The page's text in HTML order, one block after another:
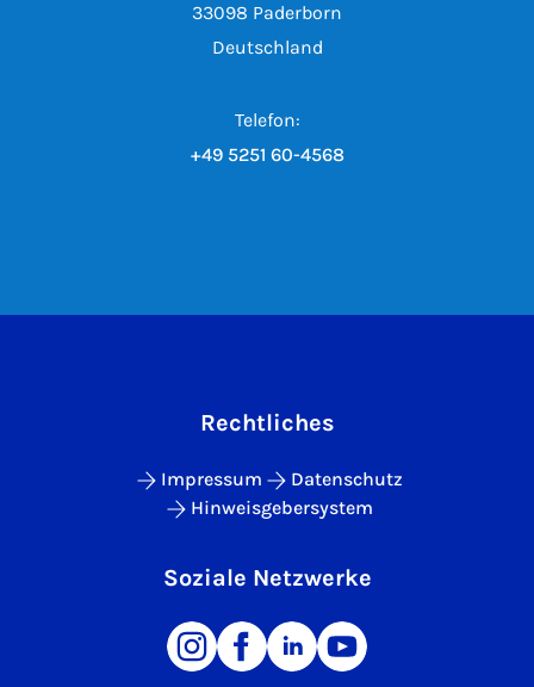
33098 Paderborn
Deutschland
Telefon:
+49 5251 60-4568
Rechtliches
Impressum
Datenschutz
Hinweisgebersystem
Soziale Netzwerke